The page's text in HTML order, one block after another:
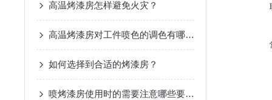
高温烤漆房怎样避免火灾？
高温烤漆房对工件喷色的调色有哪些具体要求？
如何选择到合适的烤漆房？
喷烤漆房使用时的需要注意哪些要领？